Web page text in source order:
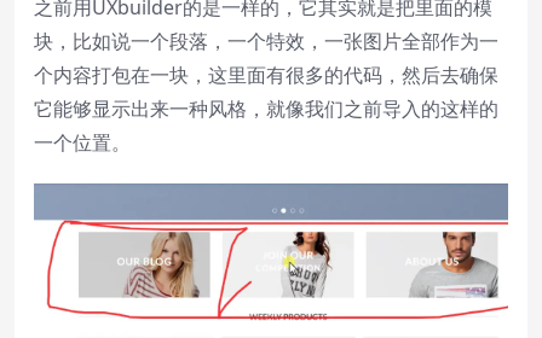
之前用UXbuilder的是一样的，它其实就是把里面的模
块，比如说一个段落，一个特效，一张图片全部作为一
个内容打包在一块，这里面有很多的代码，然后去确保
它能够显示出来一种风格，就像我们之前导入的这样的
一个位置。